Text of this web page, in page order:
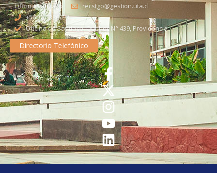
Oficina Santiago
recstgo@gestion.uta.cl
+56 58 2386093
Oficina de Santiago: Quebec N° 439, Providencia
Directorio Telefónico